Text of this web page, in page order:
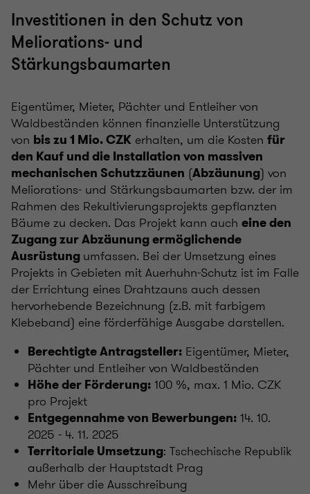
Investitionen in den Schutz von
Meliorations- und
Stärkungsbaumarten
Eigentümer, Mieter, Pächter und Entleiher von
Waldbeständen können finanzielle Unterstützung
von bis zu 1 Mio. CZK erhalten, um die Kosten für
den Kauf und die Installation von massiven
mechanischen Schutzzäunen (Abzäunung) von
Meliorations- und Stärkungsbaumarten bzw. der im
Rahmen des Rekultivierungsprojekts gepflanzten
Bäume zu decken. Das Projekt kann auch eine den
Zugang zur Abzäunung ermöglichende
Ausrüstung umfassen. Bei der Umsetzung eines
Projekts in Gebieten mit Auerhuhn-Schutz ist im Falle
der Errichtung eines Drahtzauns auch dessen
hervorhebende Bezeichnung (z.B. mit farbigem
Klebeband) eine förderfähige Ausgabe darstellen.
Berechtigte Antragsteller: Eigentümer, Mieter,
Pächter und Entleiher von Waldbeständen
Höhe der Förderung: 100 %, max. 1 Mio. CZK
pro Projekt
Entgegennahme von Bewerbungen: 14. 10.
2025 - 4. 11. 2025
Territoriale Umsetzung: Tschechische Republik
außerhalb der Hauptstadt Prag
Mehr über die Ausschreibung